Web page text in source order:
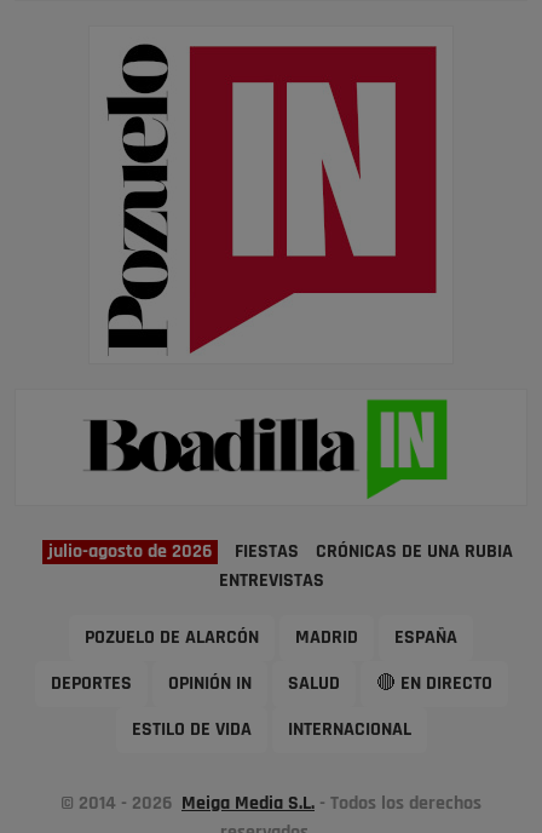
julio-agosto de 2026 FIESTAS
CRÓNICAS DE UNA RUBIA
ENTREVISTAS
POZUELO DE ALARCÓN MADRID ESPAÑA
DEPORTES OPINIÓN IN SALUD 🔴 EN DIRECTO
ESTILO DE VIDA INTERNACIONAL
© 2014 - 2026 Meiga Media S.L. - Todos los derechos